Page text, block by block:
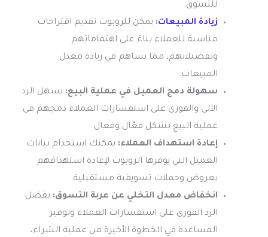
للتسوق.
زيادة المبيعات: يمكن للروبوت تقديم اقتراحات
مناسبة للعملاء بناءً على اهتماماتهم
وتفضيلاتهم، مما يساهم في زيادة معدل
المبيعات.
سهولة دمج العميل في عملية البيع: يسهل الرد
الآلي والفوري على استفسارات العملاء دمجهم في
عملية البيع بشكل فعّال وفعال.
إعادة استهداف العملاء: يمكنك استخدام بيانات
العميل التي يوفرها الروبوت لإعادة استهدافهم
بعروض وحملات تسويقية مستقبلية.
انخفاض معدل التخلي عن عربة التسوق: بفضل
الرد الفوري على استفسارات العملاء وتوفير
المساعدة في الخطوة الأخيرة من عملية الشراء،